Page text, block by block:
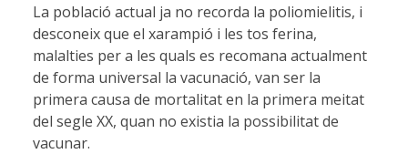
La població actual ja no recorda la poliomielitis, i
desconeix que el xarampió i les tos ferina,
malalties per a les quals es recomana actualment
de forma universal la vacunació, van ser la
primera causa de mortalitat en la primera meitat
del segle XX, quan no existia la possibilitat de
vacunar.